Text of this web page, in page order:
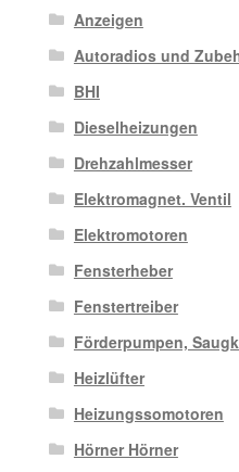
Anzeigen
Autoradios und
BHI
Dieselheizungen
Drehzahlmesser
Elektromagnet. Ventil
Elektromotoren
Fensterheber
Fenstertreiber
Förderpumpen,
Heizlüfter
Heizungssomotoren
Hörner Hörner